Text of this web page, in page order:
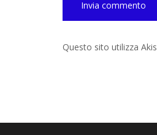
Questo sito utilizza